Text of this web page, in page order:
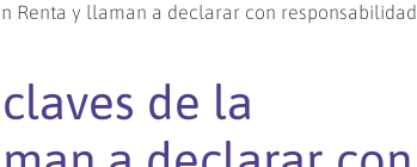
Renta y llaman a declarar con responsabilidad
de la